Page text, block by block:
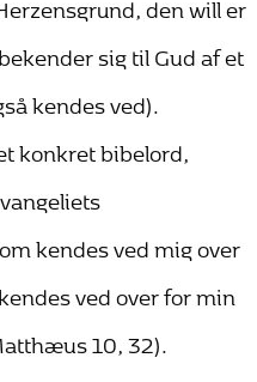
sig til Gud af et
kendes ved).
konkret bibelord,
kendes ved mig over
ved over for min
10, 32).